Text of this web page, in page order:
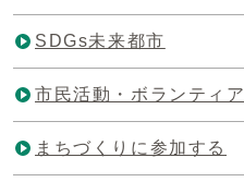
SDGs未来都市
市民活動・ボランティア
まちづくりに参加する